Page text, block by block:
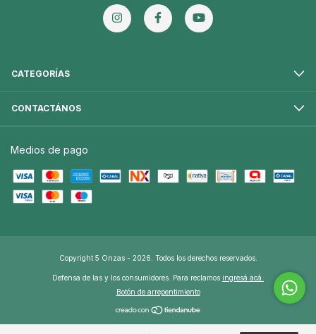
CATEGORÍAS
CONTACTÁNOS
Medios de pago
Copyright 5 Onzas - 2026. Todos los derechos reservados.
Defensa de las y los consumidores. Para reclamos ingresá acá.
Botón de arrepentimiento